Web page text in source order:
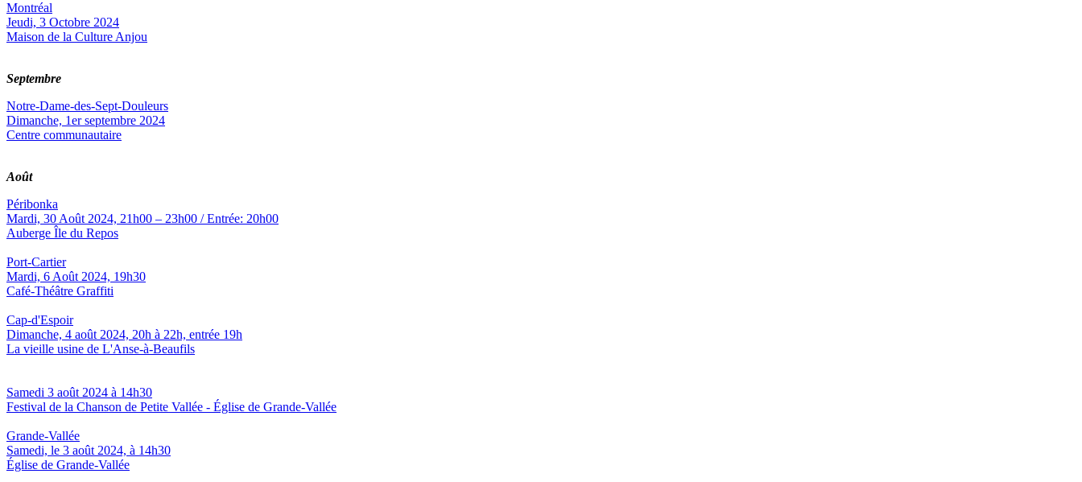
Montréal
Jeudi, 3 Octobre 2024
Maison de la Culture Anjou
Septembre
Notre-Dame-des-Sept-Douleurs
Dimanche, 1er septembre 2024
Centre communautaire
Août
Péribonka
Mardi, 30 Août 2024, 21h00 – 23h00 / Entrée: 20h00
Auberge Île du Repos
Port-Cartier
Mardi, 6 Août 2024, 19h30
Café-Théâtre Graffiti
Cap-d'Espoir
Dimanche, 4 août 2024, 20h à 22h, entrée 19h
La vieille usine de L'Anse-à-Beaufils
Samedi 3 août 2024 à 14h30
Festival de la Chanson de Petite Vallée - Église de Grande-Vallée
Grande-Vallée
Samedi, le 3 août 2024, à 14h30
Église de Grande-Vallée